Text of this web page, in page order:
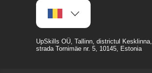
UpSkills OÜ, Tallinn, districtul Kesklinna,
strada Tornimäe nr. 5, 10145, Estonia